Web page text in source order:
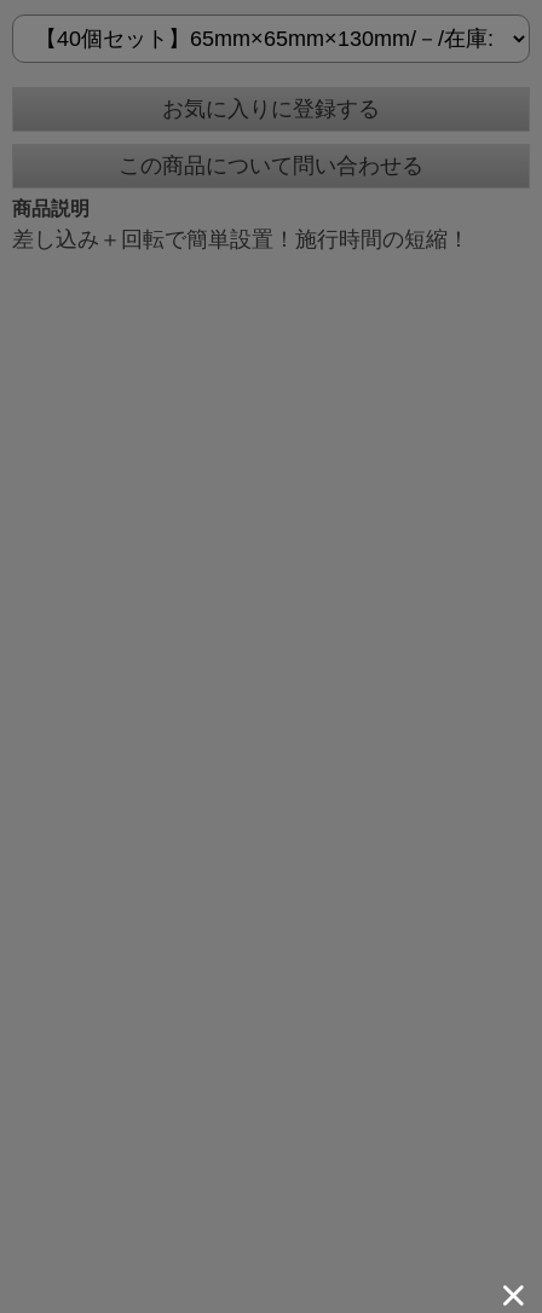
お気に入りに登録する
この商品について問い合わせる
商品説明
差し込み＋回転で簡単設置！施行時間の短縮！